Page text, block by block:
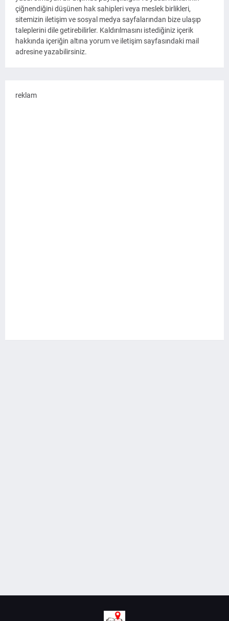
çiğnendiğini düşünen hak sahipleri veya meslek birlikleri,
sitemizin iletişim ve sosyal medya sayfalarından bize ulaşıp
taleplerini dile getirebilirler. Kaldırılmasını istediğiniz içerik
hakkında içeriğin altına yorum ve iletişim sayfasındaki mail
adresine yazabilirsiniz.
reklam